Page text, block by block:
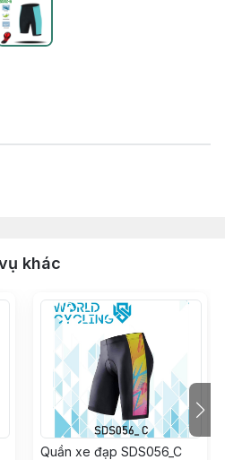
khác
Quần xe đạp SDS056_C